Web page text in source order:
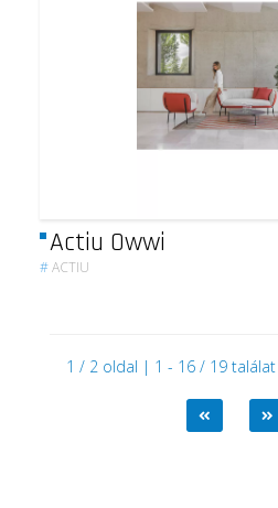
Actiu Owwi
#ACTIU
1 / 2 oldal | 1 - 16 / 19 találat